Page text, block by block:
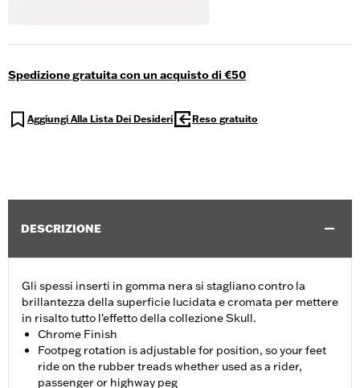
Spedizione gratuita con un acquisto di €50
Aggiungi Alla Lista Dei Desideri Reso gratuito
DESCRIZIONE
Gli spessi inserti in gomma nera si stagliano contro la
brillantezza della superficie lucidata e cromata per mettere
in risalto tutto l'effetto della collezione Skull.
Chrome Finish
Footpeg rotation is adjustable for position, so your feet
ride on the rubber treads whether used as a rider,
passenger or highway peg